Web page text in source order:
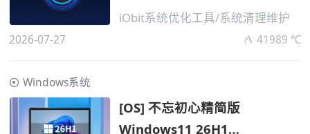
Pro v19.5.0.221 便携版
iObit系统优化工具/系统清理维护
2026-07-27 41989 ℃
Windows系统
[OS] 不忘初心精简版
Windows11 26H1